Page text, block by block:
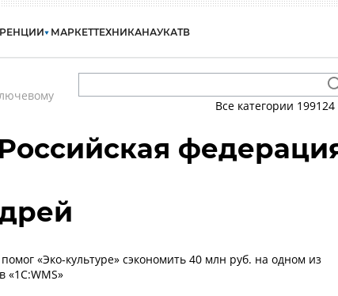
МАРКЕТТЕХНИКАНАУКАТВ
Все категории 199124
«Эко-культуре» сэкономить 40 млн руб. на одном из
«1С:WMS»